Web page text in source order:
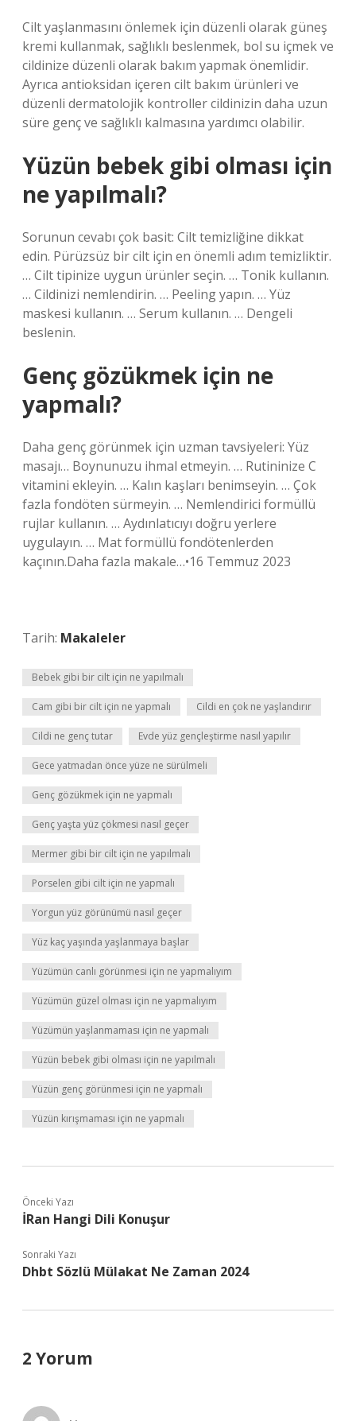
Cilt yaşlanmasını önlemek için düzenli olarak güneş
kremi kullanmak, sağlıklı beslenmek, bol su içmek ve
cildinize düzenli olarak bakım yapmak önemlidir.
Ayrıca antioksidan içeren cilt bakım ürünleri ve
düzenli dermatolojik kontroller cildinizin daha uzun
süre genç ve sağlıklı kalmasına yardımcı olabilir.
Yüzün bebek gibi olması için
ne yapılmalı?
Sorunun cevabı çok basit: Cilt temizliğine dikkat
edin. Pürüzsüz bir cilt için en önemli adım temizliktir.
… Cilt tipinize uygun ürünler seçin. … Tonik kullanın.
… Cildinizi nemlendirin. … Peeling yapın. … Yüz
maskesi kullanın. … Serum kullanın. … Dengeli
beslenin.
Genç gözükmek için ne
yapmalı?
Daha genç görünmek için uzman tavsiyeleri: Yüz
masajı… Boynunuzu ihmal etmeyin. … Rutininize C
vitamini ekleyin. … Kalın kaşları benimseyin. … Çok
fazla fondöten sürmeyin. … Nemlendirici formüllü
rujlar kullanın. … Aydınlatıcıyı doğru yerlere
uygulayın. … Mat formüllü fondötenlerden
kaçının.Daha fazla makale…•16 Temmuz 2023
Tarih: Makaleler
Bebek gibi bir cilt için ne yapılmalı
Cam gibi bir cilt için ne yapmalı Cildi en çok ne yaşlandırır
Cildi ne genç tutar Evde yüz gençleştirme nasıl yapılır
Gece yatmadan önce yüze ne sürülmeli
Genç gözükmek için ne yapmalı
Genç yaşta yüz çökmesi nasıl geçer
Mermer gibi bir cilt için ne yapılmalı
Porselen gibi cilt için ne yapmalı
Yorgun yüz görünümü nasıl geçer
Yüz kaç yaşında yaşlanmaya başlar
Yüzümün canlı görünmesi için ne yapmalıyım
Yüzümün güzel olması için ne yapmalıyım
Yüzümün yaşlanmaması için ne yapmalı
Yüzün bebek gibi olması için ne yapılmalı
Yüzün genç görünmesi için ne yapmalı
Yüzün kırışmaması için ne yapmalı
Önceki Yazı
İRan Hangi Dili Konuşur
Sonraki Yazı
Dhbt Sözlü Mülakat Ne Zaman 2024
2 Yorum